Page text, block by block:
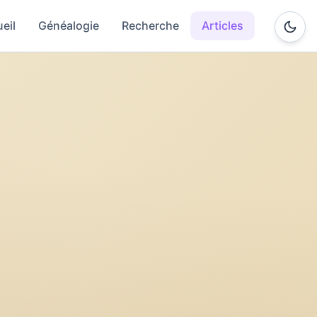
Généalogie Recherche Articles